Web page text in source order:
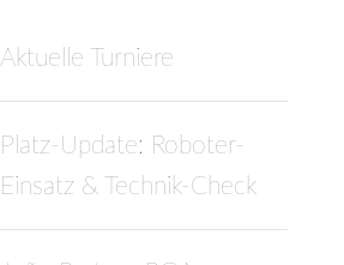
Aktuelle Turniere
Platz-Update: Roboter-
Einsatz & Technik-Check